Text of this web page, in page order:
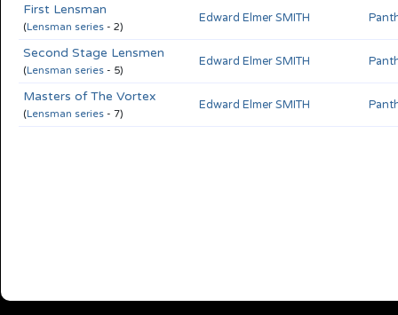
First Lensman
(Lensman series - 2)
Edward Elmer SMITH
Second Stage Lensmen
(Lensman series - 5)
Edward Elmer SMITH
Masters of The Vortex
(Lensman series - 7)
Edward Elmer SMITH